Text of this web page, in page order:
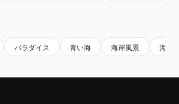
パラダイス 青い海 海岸風景 海の